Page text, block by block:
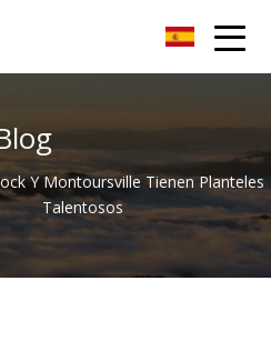
Y Montoursville Tienen Planteles
Talentosos